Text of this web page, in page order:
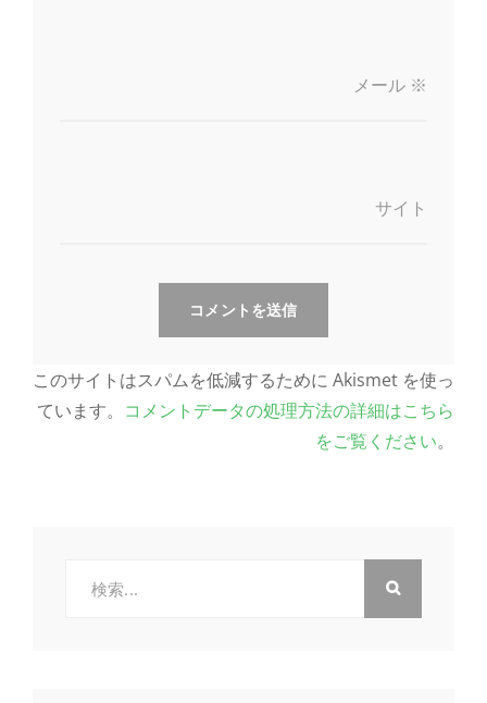
メール ※
サイト
このサイトはスパムを低減するために Akismet を使っ
ています。 コメントデータの処理方法の詳細はこちら
をご覧ください。